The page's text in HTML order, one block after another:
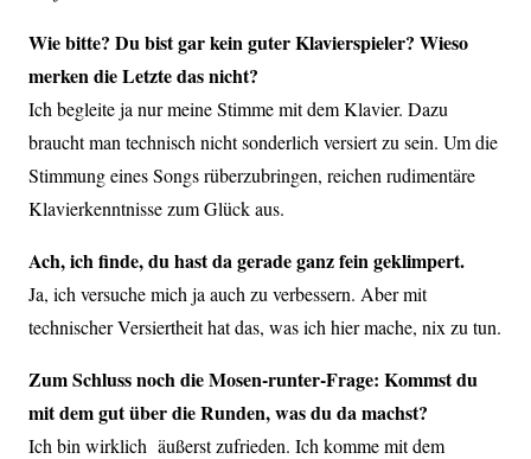
Wie bitte? Du bist gar kein guter Klavierspieler? Wieso
merken die Letzte das nicht?
Ich begleite ja nur meine Stimme mit dem Klavier. Dazu
braucht man technisch nicht sonderlich versiert zu sein. Um die
Stimmung eines Songs rüberzubringen, reichen rudimentäre
Klavierkenntnisse zum Glück aus.
Ach, ich finde, du hast da gerade ganz fein geklimpert.
Ja, ich versuche mich ja auch zu verbessern. Aber mit
technischer Versiertheit hat das, was ich hier mache, nix zu tun.
Zum Schluss noch die Mosen-runter-Frage: Kommst du
mit dem gut über die Runden, was du da machst?
Ich bin wirklich äußerst zufrieden. Ich komme mit dem